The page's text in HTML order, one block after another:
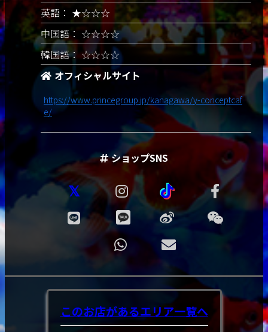
英語： ★☆☆☆
中国語： ☆☆☆☆
韓国語： ☆☆☆☆
オフィシャルサイト
https://www.princegroup.jp/kanagawa/y-conceptcaf
e/
ショップSNS
このお店があるエリア一覧へ